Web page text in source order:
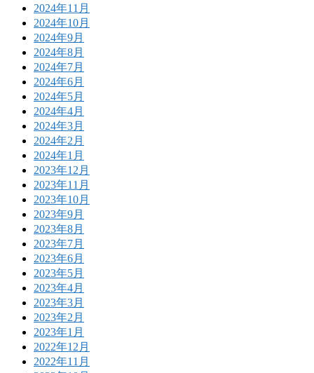
2024年11月
2024年10月
2024年9月
2024年8月
2024年7月
2024年6月
2024年5月
2024年4月
2024年3月
2024年2月
2024年1月
2023年12月
2023年11月
2023年10月
2023年9月
2023年8月
2023年7月
2023年6月
2023年5月
2023年4月
2023年3月
2023年2月
2023年1月
2022年12月
2022年11月